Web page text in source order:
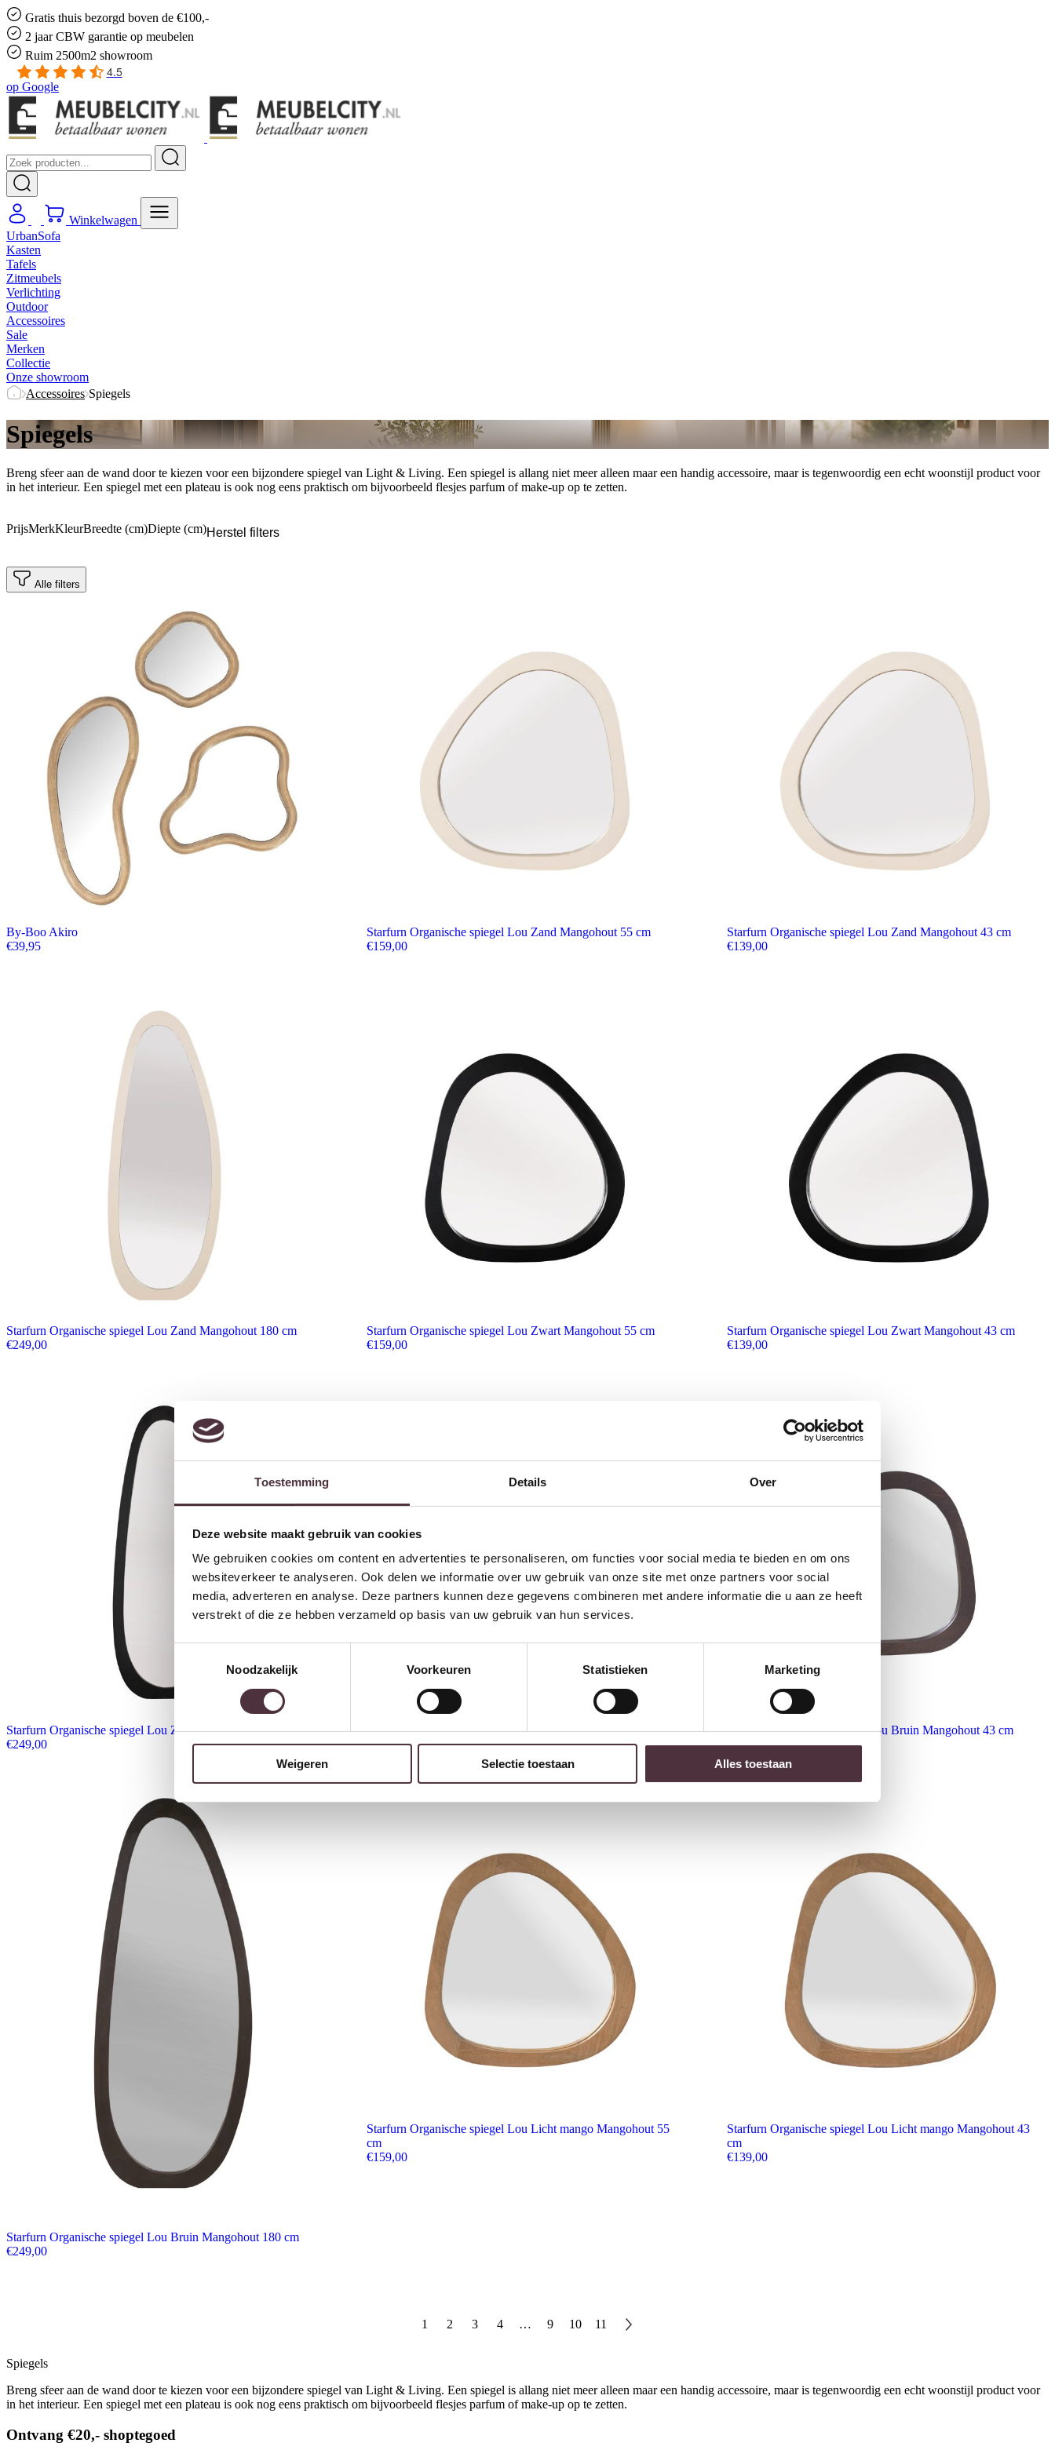
Toestemming Details Over
Deze website maakt gebruik van cookies
We gebruiken cookies om content en advertenties te personaliseren, om functies voor social media te bieden en om ons
websiteverkeer te analyseren. Ook delen we informatie over uw gebruik van onze site met onze partners voor social
media, adverteren en analyse. Deze partners kunnen deze gegevens combineren met andere informatie die u aan ze heeft
verstrekt of die ze hebben verzameld op basis van uw gebruik van hun services.
Noodzakelijk
Voorkeuren Statistieken Marketing
Weigeren Selectie toestaan Alles toestaan
Gratis thuis bezorgd boven de €100,-
2 jaar CBW garantie op meubelen
Ruim 2500m2 showroom
4.5
op Google
Winkelwagen
UrbanSofa
Kasten
Tafels
Zitmeubels
Verlichting
Outdoor
Accessoires
Sale
Merken
Collectie
Onze showroom
Accessoires Spiegels
Spiegels
Breng sfeer aan de wand door te kiezen voor een bijzondere spiegel van Light & Living. Een spiegel is allang niet meer alleen maar een handig accessoire, maar is tegenwoordig een echt woonstijl product voor
in het interieur. Een spiegel met een plateau is ook nog eens praktisch om bijvoorbeeld flesjes parfum of make-up op te zetten.
PrijsMerkKleurBreedte (cm)Diepte (cm)Herstel filters
Alle filters
By-Boo Akiro
€39,95
Starfurn Organische spiegel Lou Zand Mangohout 55 cm
€159,00
Starfurn Organische spiegel Lou Zand Mangohout 43 cm
€139,00
Starfurn Organische spiegel Lou Zand Mangohout 180 cm
€249,00
Starfurn Organische spiegel Lou Zwart Mangohout 55 cm
€159,00
Starfurn Organische spiegel Lou Zwart Mangohout 43 cm
€139,00
Starfurn Organische spiegel Lou Zwart Mangohout 180 cm
€249,00
Starfurn Organische spiegel Lou Bruin Mangohout 55 cm
€159,00
Starfurn Organische spiegel Lou Bruin Mangohout 43 cm
€139,00
Starfurn Organische spiegel Lou Bruin Mangohout 180 cm
€249,00
Starfurn Organische spiegel Lou Licht mango Mangohout 55
cm
€159,00
Starfurn Organische spiegel Lou Licht mango Mangohout 43
cm
€139,00
1 2 3 4 … 9 10 11
Spiegels
Breng sfeer aan de wand door te kiezen voor een bijzondere spiegel van Light & Living. Een spiegel is allang niet meer alleen maar een handig accessoire, maar is tegenwoordig een echt woonstijl product voor
in het interieur. Een spiegel met een plateau is ook nog eens praktisch om bijvoorbeeld flesjes parfum of make-up op te zetten.
Ontvang €20,- shoptegoed